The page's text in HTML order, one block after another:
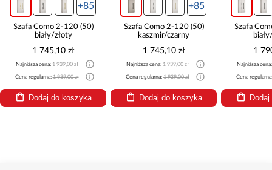
+85
Szafa Como 2-120 (50)
biały/złoty
1 745,10 zł
Najniższa cena:1 939,00 zł
Cena regularna:1 939,00 zł
Dodaj do koszyka
+85
Szafa Como 2-120 (50)
kaszmir/czarny
1 745,10 zł
Najniższa cena:1 939,00 zł
Cena regularna:1 939,00 zł
Dodaj do koszyka
Szafa
1
Najniższa
Cena